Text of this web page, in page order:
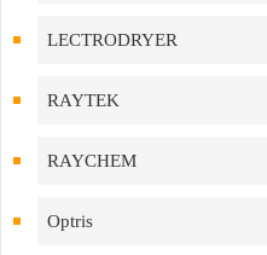
LECTRODRYER
RAYTEK
RAYCHEM
Optris